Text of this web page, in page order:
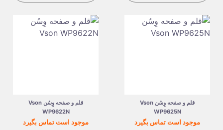
قلم و صفحه وِسُن Vson
WP9625N
قیمت
موجود است تماس بگیرد
قلم و صفحه وِسُن Vson
WP9622N
قیمت
موجود است تماس بگیرد